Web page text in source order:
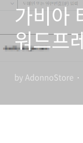
가비아
워드프
하기(
팅)
by AdonnoStore